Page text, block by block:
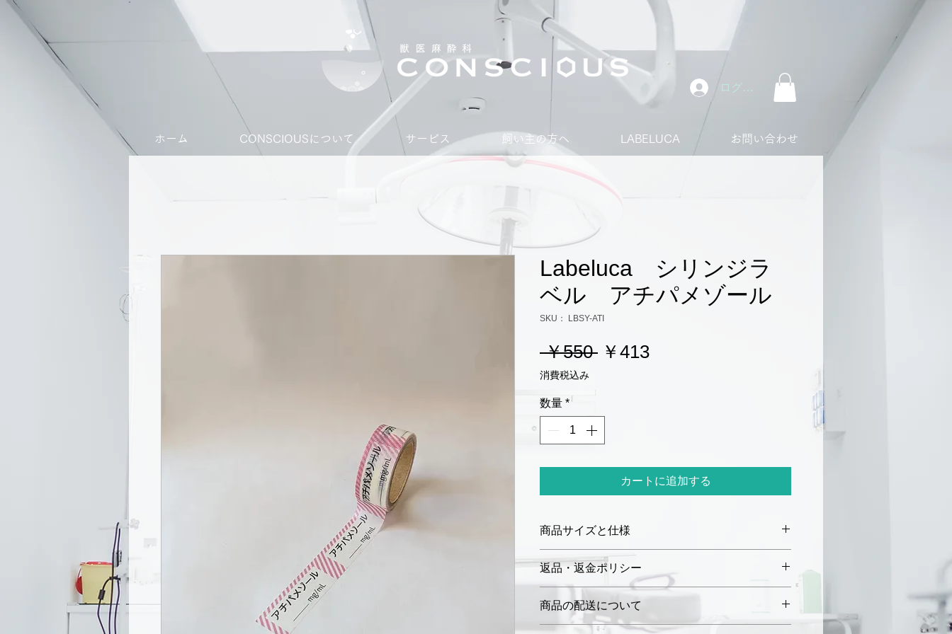
ログイン
ホーム CONSCIOUSについて サービス 飼い主の方へ LABELUCA お問い合わせ
Labeluca シリンジラ
ベル アチパメゾール
SKU： LBSY-ATI
￥550 通
格
￥413セ
消費税込み
数量 *
カートに追加する
商品サイズと仕様
サイズ：幅 15 mm × 長さ 40 mm
ロールの長さ：5 m
材質：和紙
ミシン目あり
返品・返金ポリシー
お届けした商品に初期不良や破損があった場合、
商品到着後7日以内にご連絡ください。未使用・
未開封品に限り、返品または交換を承ります。
商品の配送について